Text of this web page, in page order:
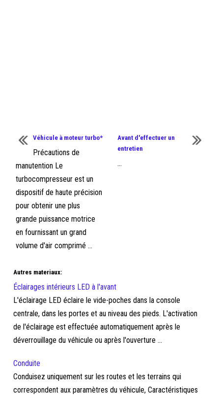
Véhicule à moteur turbo*
Précautions de
manutention Le
turbocompresseur est un
dispositif de haute précision
pour obtenir une plus
grande puissance motrice
en fournissant un grand
volume d'air comprimé ...
Avant d'effectuer un
entretien
...
Autres materiaux:
Éclairages intérieurs LED à l'avant
L'éclairage LED éclaire le vide-poches dans la console
centrale, dans les portes et au niveau des pieds. L'activation
de l'éclairage est effectuée automatiquement après le
déverrouillage du véhicule ou après l'ouverture ...
Conduite
Conduisez uniquement sur les routes et les terrains qui
correspondent aux paramètres du véhicule, Caractéristiques